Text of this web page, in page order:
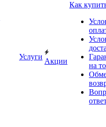
Услуги
Акции
Как
на